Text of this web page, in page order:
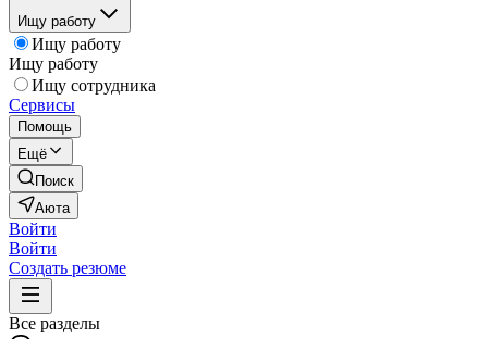
Ищу работу
Ищу работу
Ищу работу
Ищу сотрудника
Сервисы
Помощь
Ещё
Поиск
Аюта
Войти
Войти
Создать резюме
Все разделы